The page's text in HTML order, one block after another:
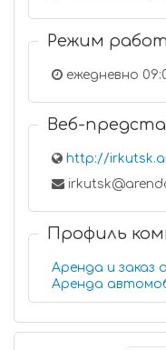
Режим
ежедневно
Веб-
http://
Профиль
Аренда и заказ
Аренда